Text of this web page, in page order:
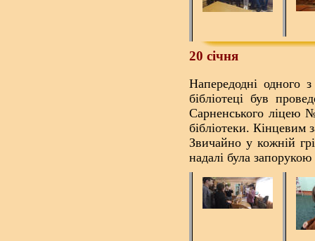
20 січня
Напередодні одного
бібліотеці був
Сарненського ліцею
бібліотеки. Кінцевим
Звичайно у кожній
надалі була запорукою